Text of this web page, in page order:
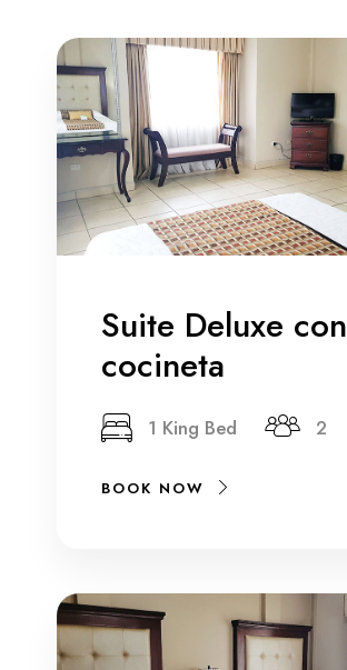
Suite Deluxe con
cocineta
1 King Bed 2
BOOK NOW